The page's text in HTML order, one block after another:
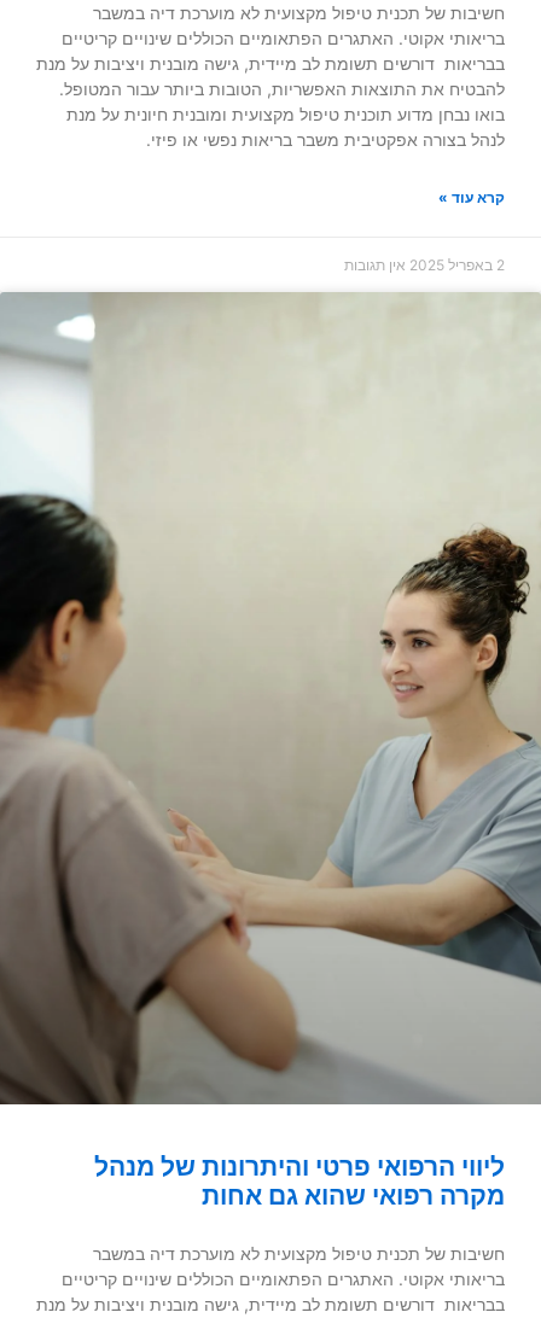
חשיבות של תכנית טיפול מקצועית לא מוערכת דיה במשבר
בריאותי אקוטי. האתגרים הפתאומיים הכוללים שינויים קריטיים
בבריאות דורשים תשומת לב מיידית, גישה מובנית ויציבות על מנת
להבטיח את התוצאות האפשריות, הטובות ביותר עבור המטופל.
בואו נבחן מדוע תוכנית טיפול מקצועית ומובנית חיונית על מנת
לנהל בצורה אפקטיבית משבר בריאות נפשי או פיזי.
קרא עוד »
2 באפריל 2025 אין תגובות
ליווי הרפואי פרטי והיתרונות של מנהל
מקרה רפואי שהוא גם אחות
חשיבות של תכנית טיפול מקצועית לא מוערכת דיה במשבר
בריאותי אקוטי. האתגרים הפתאומיים הכוללים שינויים קריטיים
בבריאות דורשים תשומת לב מיידית, גישה מובנית ויציבות על מנת